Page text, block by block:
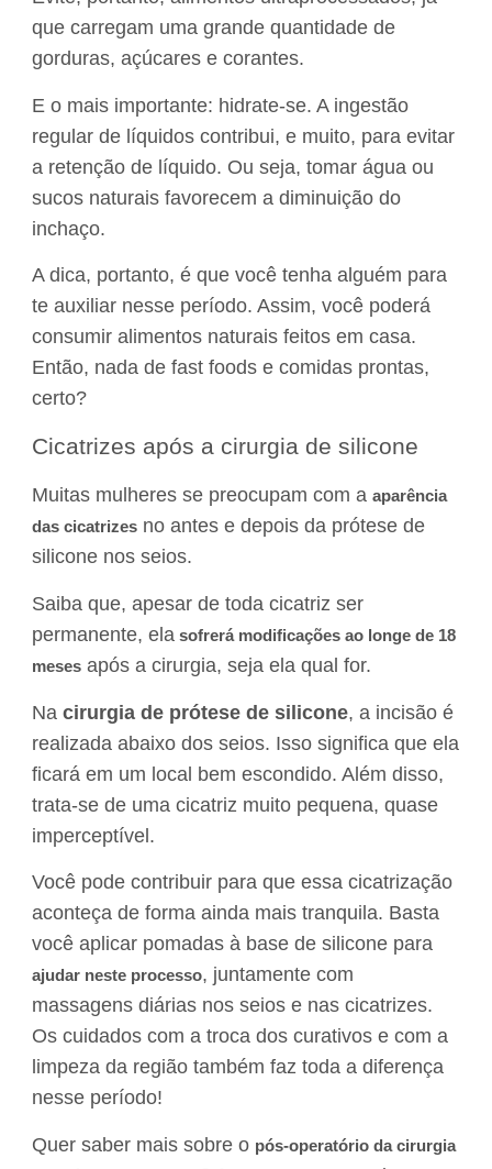
que carregam uma grande quantidade de
gorduras, açúcares e corantes.
E o mais importante: hidrate-se. A ingestão
regular de líquidos contribui, e muito, para evitar
a retenção de líquido. Ou seja, tomar água ou
sucos naturais favorecem a diminuição do
inchaço.
A dica, portanto, é que você tenha alguém para
te auxiliar nesse período. Assim, você poderá
consumir alimentos naturais feitos em casa.
Então, nada de fast foods e comidas prontas,
certo?
Cicatrizes após a cirurgia de silicone
Muitas mulheres se preocupam com aaparência
das cicatrizes no antes e depois da prótese de
silicone nos seios.
Saiba que, apesar de toda cicatriz ser
permanente, ela sofrerá modificações ao longe de 18
meses após a cirurgia, seja ela qual for.
Nacirurgia de prótese de silicone, a incisão é
realizada abaixo dos seios. Isso significa que ela
ficará em um local bem escondido. Além disso,
trata-se de uma cicatriz muito pequena, quase
imperceptível.
Você pode contribuir para que essa cicatrização
aconteça de forma ainda mais tranquila. Basta
você aplicar pomadas à base de silicone para
ajudar neste processo, juntamente com
massagens diárias nos seios e nas cicatrizes.
Os cuidados com a troca dos curativos e com a
limpeza da região também faz toda a diferença
nesse período!
Quer saber mais sobre o pós-operatório da cirurgia